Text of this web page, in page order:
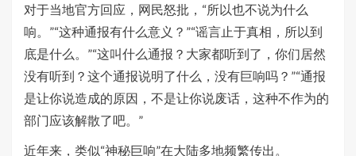
对于当地官方回应，网民怒批，“所以也不说为什么
响。”“这种通报有什么意义？”“谣言止于真相，所以到
底是什么。”“这叫什么通报？大家都听到了，你们居然
没有听到？这个通报说明了什么，没有巨响吗？”“通报
是让你说造成的原因，不是让你说废话，这种不作为的
部门应该解散了吧。”
近年来，类似“神秘巨响”在大陆多地频繁传出。